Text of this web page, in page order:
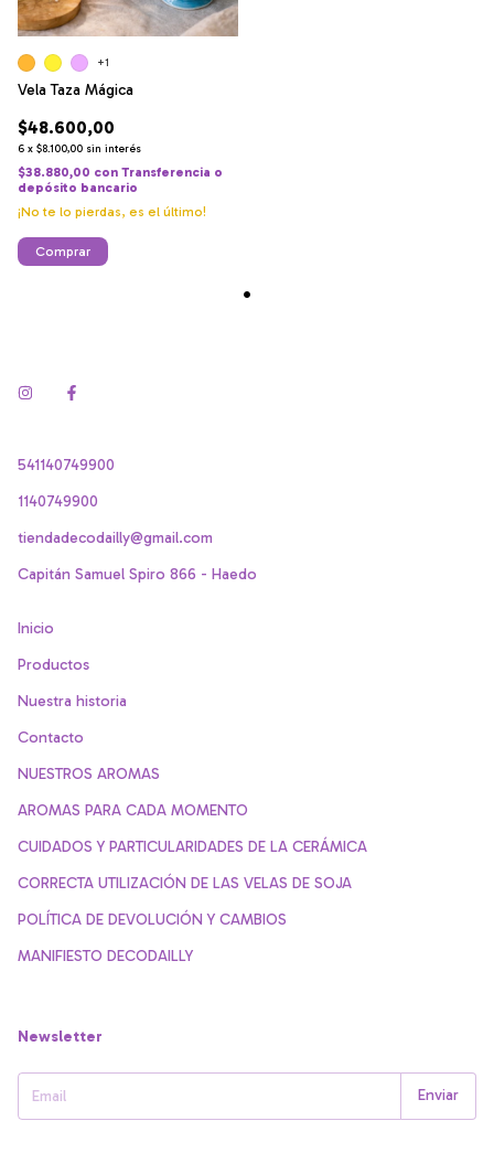
Vela Taza Mágica
$48.600,00
6 x $8.100,00 sin interés
$38.880,00 con Transferencia o
depósito bancario
¡No te lo pierdas, es el último!
+1
Comprar
541140749900
1140749900
tiendadecodailly@gmail.com
Capitán Samuel Spiro 866 - Haedo
Inicio
Productos
Nuestra historia
Contacto
NUESTROS AROMAS
AROMAS PARA CADA MOMENTO
CUIDADOS Y PARTICULARIDADES DE LA CERÁMICA
CORRECTA UTILIZACIÓN DE LAS VELAS DE SOJA
POLÍTICA DE DEVOLUCIÓN Y CAMBIOS
MANIFIESTO DECODAILLY
Newsletter